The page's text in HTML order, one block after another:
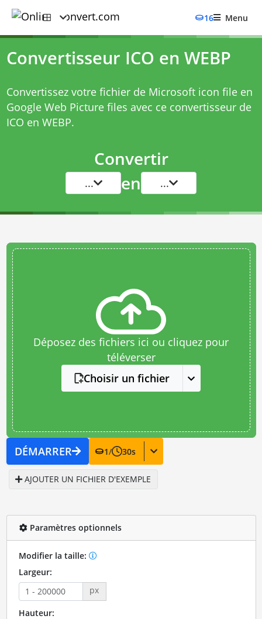
16 Menu
Convertisseur ICO en WEBP
Convertissez votre fichier de Microsoft icon file en
Google Web Picture files avec ce convertisseur de
ICO en WEBP.
Convertir
... en ...
Déposez des fichiers ici ou cliquez pour
téléverser
Choisir un fichier
DÉMARRER 1/ 30s
AJOUTER UN FICHIER D'EXEMPLE
Paramètres optionnels
Modifier la taille:
Largeur:
px
Hauteur: